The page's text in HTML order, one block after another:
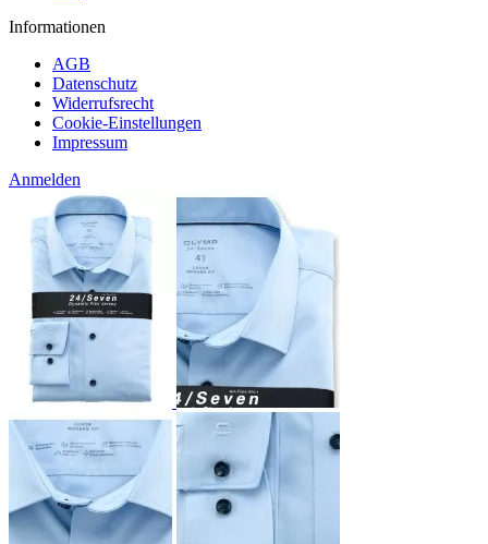
Informationen
AGB
Datenschutz
Widerrufsrecht
Cookie-Einstellungen
Impressum
Anmelden